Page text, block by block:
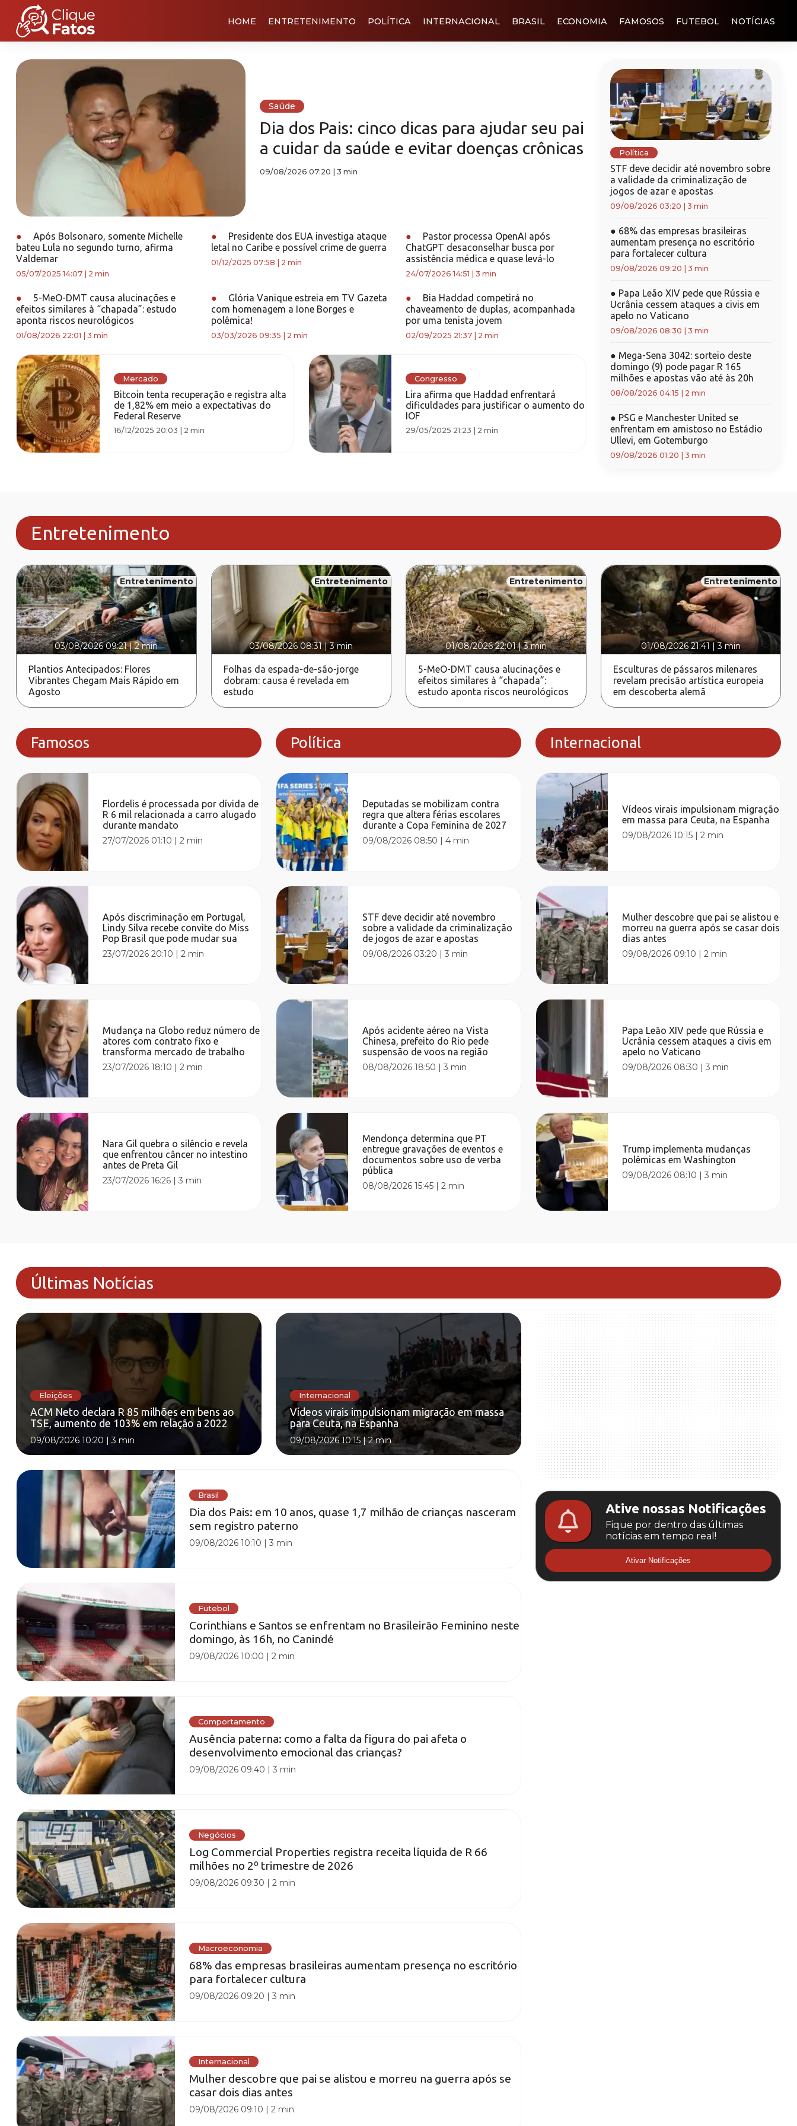
HOME ENTRETENIMENTO POLÍTICA INTERNACIONAL BRASIL ECONOMIA FAMOSOS FUTEBOL NOTÍCIAS
Saúde
Dia dos Pais: cinco dicas para ajudar seu pai
a cuidar da saúde e evitar doenças crônicas
09/08/2026 07:20 3 min
●
Após Bolsonaro, somente Michelle
bateu Lula no segundo turno, afirma
Valdemar
05/07/2025 14:07 2 min
●
Presidente dos EUA investiga ataque
letal no Caribe e possível crime de guerra
01/12/2025 07:58 2 min
●
Pastor processa OpenAI após
ChatGPT desaconselhar busca por
assistência médica e quase levá-lo
24/07/2026 14:51 3 min
●
5-MeO-DMT causa alucinações e
efeitos similares à “chapada”: estudo
aponta riscos neurológicos
01/08/2026 22:01 3 min
●
Glória Vanique estreia em TV Gazeta
com homenagem a Ione Borges e
polêmica!
03/03/2026 09:35 2 min
●
Bia Haddad competirá no
chaveamento de duplas, acompanhada
por uma tenista jovem
02/09/2025 21:37 2 min
Mercado
Bitcoin tenta recuperação e registra alta
de 1,82% em meio a expectativas do
Federal Reserve
16/12/2025 20:03 | 2 min
Congresso
Lira afirma que Haddad enfrentará
dificuldades para justificar o aumento do
IOF
29/05/2025 21:23 | 2 min
Política
STF deve decidir até novembro sobre
a validade da criminalização de
jogos de azar e apostas
09/08/2026 03:20 3 min
● 68% das empresas brasileiras
aumentam presença no escritório
para fortalecer cultura
09/08/2026 09:20 3 min
● Papa Leão XIV pede que Rússia e
Ucrânia cessem ataques a civis em
apelo no Vaticano
09/08/2026 08:30 3 min
● Mega-Sena 3042: sorteio deste
domingo (9) pode pagar R 165
milhões e apostas vão até às 20h
08/08/2026 04:15 2 min
● PSG e Manchester United se
enfrentam em amistoso no Estádio
Ullevi, em Gotemburgo
09/08/2026 01:20 3 min
Entretenimento
Entretenimento
03/08/2026 09:21|2 min
Plantios Antecipados: Flores
Vibrantes Chegam Mais Rápido em
Agosto
Entretenimento
03/08/2026 08:31|3 min
Folhas da espada-de-são-jorge
dobram: causa é revelada em
estudo
Entretenimento
01/08/2026 22:01|3 min
5-MeO-DMT causa alucinações e
efeitos similares à “chapada”:
estudo aponta riscos neurológicos
Entretenimento
01/08/2026 21:41 |3 min
Esculturas de pássaros milenares
revelam precisão artística europeia
em descoberta alemã
Famosos
Flordelis é processada por dívida de
R 6 mil relacionada a carro alugado
durante mandato
27/07/2026 01:10 |2 min
Após discriminação em Portugal,
Lindy Silva recebe convite do Miss
Pop Brasil que pode mudar sua
23/07/2026 20:10 |2 min
Mudança na Globo reduz número de
atores com contrato fixo e
transforma mercado de trabalho
23/07/2026 18:10 |2 min
Nara Gil quebra o silêncio e revela
que enfrentou câncer no intestino
antes de Preta Gil
23/07/2026 16:26 |3 min
Política
Deputadas se mobilizam contra
regra que altera férias escolares
durante a Copa Feminina de 2027
09/08/2026 08:50 |4 min
STF deve decidir até novembro
sobre a validade da criminalização
de jogos de azar e apostas
09/08/2026 03:20 |3 min
Após acidente aéreo na Vista
Chinesa, prefeito do Rio pede
suspensão de voos na região
08/08/2026 18:50 |3 min
Mendonça determina que PT
entregue gravações de eventos e
documentos sobre uso de verba
pública
08/08/2026 15:45 |2 min
Internacional
Vídeos virais impulsionam migração
em massa para Ceuta, na Espanha
09/08/2026 10:15 |2 min
Mulher descobre que pai se alistou e
morreu na guerra após se casar dois
dias antes
09/08/2026 09:10 |2 min
Papa Leão XIV pede que Rússia e
Ucrânia cessem ataques a civis em
apelo no Vaticano
09/08/2026 08:30 |3 min
Trump implementa mudanças
polêmicas em Washington
09/08/2026 08:10 |3 min
Últimas Notícias
Eleições
ACM Neto declara R 85 milhões em bens ao
TSE, aumento de 103% em relação a 2022
09/08/2026 10:20 |3 min
Internacional
Vídeos virais impulsionam migração em massa
para Ceuta, na Espanha
09/08/2026 10:15|2 min
Brasil
Dia dos Pais: em 10 anos, quase 1,7 milhão de crianças nasceram
sem registro paterno
09/08/2026 10:10 |3 min
Futebol
Corinthians e Santos se enfrentam no Brasileirão Feminino neste
domingo, às 16h, no Canindé
09/08/2026 10:00 |2 min
Comportamento
Ausência paterna: como a falta da figura do pai afeta o
desenvolvimento emocional das crianças?
09/08/2026 09:40 |3 min
Negócios
Log Commercial Properties registra receita líquida de R 66
milhões no 2º trimestre de 2026
09/08/2026 09:30 |2 min
Macroeconomia
68% das empresas brasileiras aumentam presença no escritório
para fortalecer cultura
09/08/2026 09:20 |3 min
Internacional
Mulher descobre que pai se alistou e morreu na guerra após se
casar dois dias antes
09/08/2026 09:10 |2 min
Ative nossas Notificações
Fique por dentro das últimas
notícias em tempo real!
Ativar Notificações